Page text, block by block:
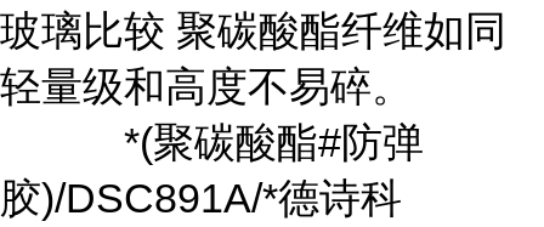
玻璃比较 聚碳酸酯纤维如同
轻量级和高度不易碎。
*(聚碳酸酯#防弹
胶)/DSC891A/*德诗科